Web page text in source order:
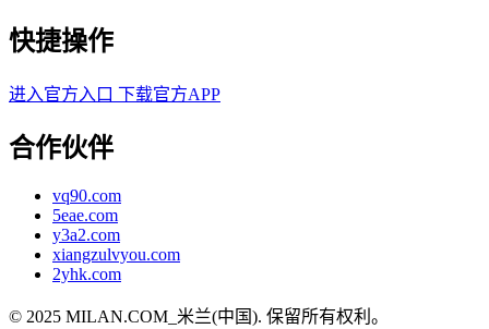
快捷操作
进入官方入口 下载官方APP
合作伙伴
vq90.com
5eae.com
y3a2.com
xiangzulvyou.com
2yhk.com
© 2025 MILAN.COM_米兰(中国). 保留所有权利。